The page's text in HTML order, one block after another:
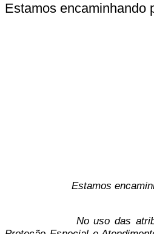
Estamos encaminhando
Porto Alegre,
Estamos
No uso das